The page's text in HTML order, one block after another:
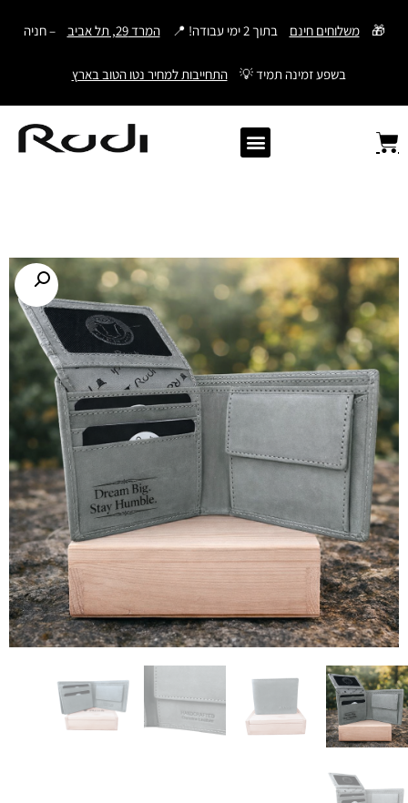
דילוג
🎁 משלוחים חינם בתוך 2 ימי עבודה! 📍 המרד 29, תל אביב – חניה
בשפע זמינה תמיד 💡 התחייבות למחיר נטו הטוב בארץ